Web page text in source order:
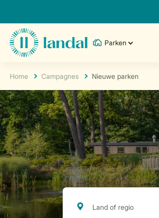
Parken
Home Campagnes Nieuwe parken